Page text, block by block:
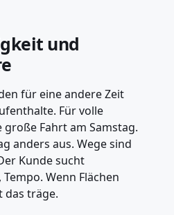
und
für eine andere Zeit
Für volle
Fahrt am Samstag.
anders aus. Wege sind
Kunde sucht
Wenn Flächen
das träge.